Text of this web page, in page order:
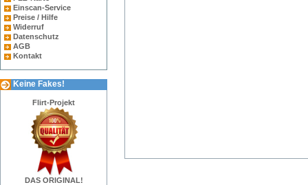
Einscan-Service
Preise / Hilfe
Widerruf
Datenschutz
AGB
Kontakt
Keine Fakes!
Flirt-Projekt
DAS ORIGINAL!